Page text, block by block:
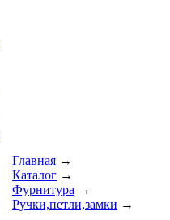
Главная →
Каталог →
Фурнитура →
Ручки,петли,замки →